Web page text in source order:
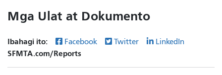
Mga Ulat at Dokumento
Ibahagi ito: Facebook Twitter LinkedIn
SFMTA.com/Reports